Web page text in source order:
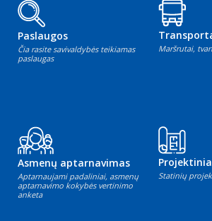
Paslaugos
Čia rasite savivaldybės teikiamas
paslaugas
Maršrutai,
Asmenų aptarnavimas
Aptarnaujami padaliniai, asmenų
aptarnavimo kokybės vertinimo
anketa
Statinių